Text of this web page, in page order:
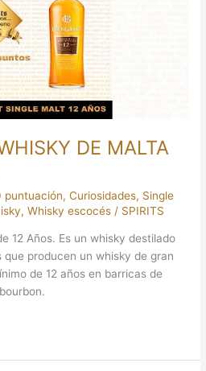
DE MALTA
puntuación,Curiosidades, Single
,Whisky escocés / SPIRITS
12 Años. Es un whisky destilado
que producen un whisky de gran
de 12 años en barricas de